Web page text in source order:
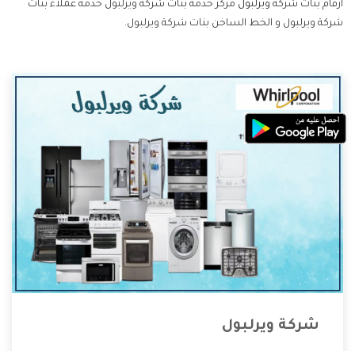
ارقام بنات شركة ويرلبول مركز خدمة بنات شركة ويرلبول خدمة عملاء بنات
شركة ويرلبول و الخط الساخن بنات شركة ويرلبول.
شركة ويرلبول